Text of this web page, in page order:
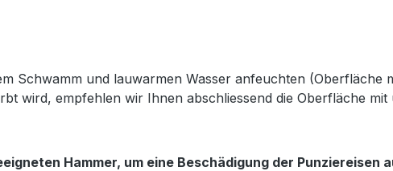
Schwamm und lauwarmen Wasser anfeuchten (Oberfläche
wird, empfehlen wir Ihnen abschliessend die Oberfläche
Hammer, um eine Beschädigung der Punziereisen